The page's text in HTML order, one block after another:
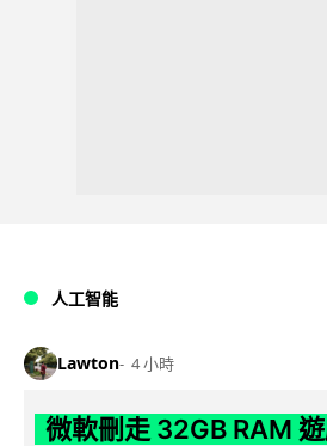
人工智能
Lawton 4 小時
微軟刪走 32GB RAM